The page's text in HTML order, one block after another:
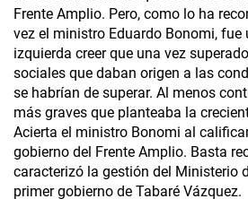
Frente Amplio. Pero, como lo ha
vez el ministro Eduardo Bonomi, fue
izquierda creer que una vez
sociales que daban origen a las
se habrían de superar. Al menos
más graves que planteaba la
Acierta el ministro Bonomi al
gobierno del Frente Amplio. Basta
caracterizó la gestión del Ministerio
primer gobierno de Tabaré Vázquez.